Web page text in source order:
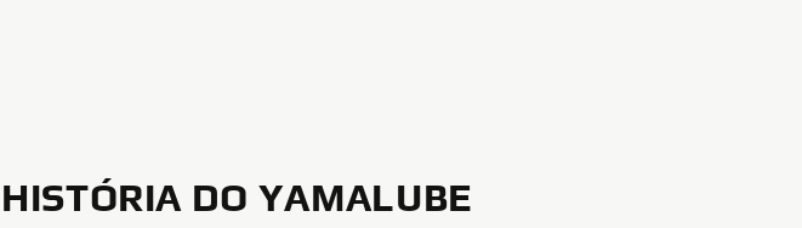
HISTÓRIA DO YAMALUBE